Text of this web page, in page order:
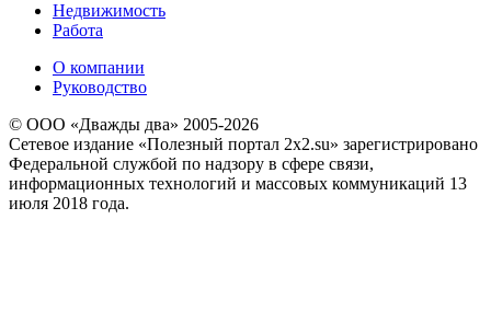
Недвижимость
Работа
О компании
Руководство
© ООО «Дважды два» 2005-2026
Сетевое издание «Полезный портал 2x2.su» зарегистрировано
Федеральной службой по надзору в сфере связи,
информационных технологий и массовых коммуникаций 13
июля 2018 года.